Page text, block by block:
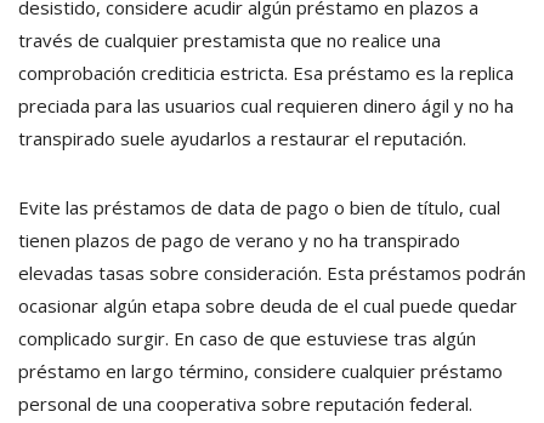
desistido, considere acudir algún préstamo en plazos a
través de cualquier prestamista que no realice una
comprobación crediticia estricta. Esa préstamo es la replica
preciada para las usuarios cual requieren dinero ágil y no ha
transpirado suele ayudarlos a restaurar el reputación.
Evite las préstamos de data de pago o bien de título, cual
tienen plazos de pago de verano y no ha transpirado
elevadas tasas sobre consideración. Esta préstamos podrán
ocasionar algún etapa sobre deuda de el cual puede quedar
complicado surgir. En caso de que estuviese tras algún
préstamo en largo término, considere cualquier préstamo
personal de una cooperativa sobre reputación federal.